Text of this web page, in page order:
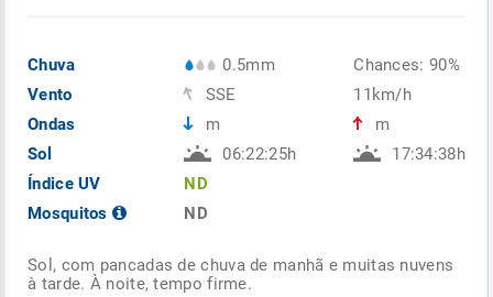
Chuva
Vento
Ondas
Sol
Índice UV
Mosquitos
0.5mm
SSE
m
06:22:25h
ND
ND
Chances: 90%
11km/h
m
17:34:38h
Sol, com pancadas de chuva de manhã e muitas nuvens
à tarde. À noite, tempo firme.